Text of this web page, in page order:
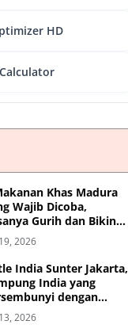
HD
Khas Madura
Wajib Dicoba,
Gurih dan Bikin
2026
India Sunter Jakarta,
India yang
dengan
Panjang dan
Autentik
2026